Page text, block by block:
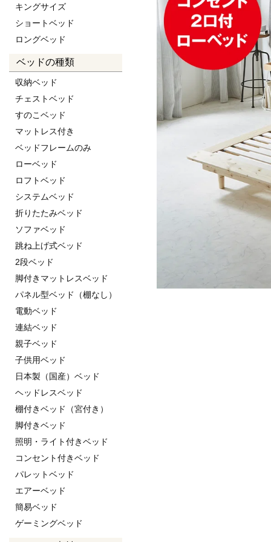
キングサイズ
ショートベッド
ロングベッド
ベッドの種類
収納ベッド
チェストベッド
すのこベッド
マットレス付き
ベッドフレームのみ
ローベッド
ロフトベッド
システムベッド
折りたたみベッド
ソファベッド
跳ね上げ式ベッド
2段ベッド
脚付きマットレスベッド
パネル型ベッド（棚なし）
電動ベッド
連結ベッド
親子ベッド
子供用ベッド
日本製（国産）ベッド
ヘッドレスベッド
棚付きベッド（宮付き）
脚付きベッド
照明・ライト付きベッド
コンセント付きベッド
パレットベッド
エアーベッド
簡易ベッド
ゲーミングベッド